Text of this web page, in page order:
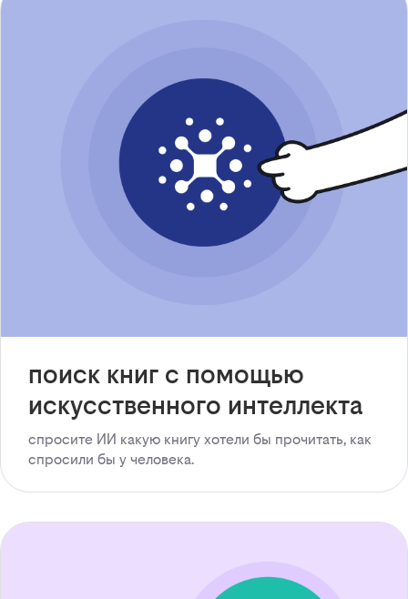
поиск книг с помощью
искусственного интеллекта
спросите ИИ какую книгу хотели бы прочитать, как
спросили бы у человека.